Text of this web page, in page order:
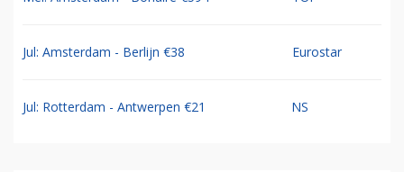
Jul: Amsterdam - Berlijn €38 Eurostar
Jul: Rotterdam - Antwerpen €21 NS